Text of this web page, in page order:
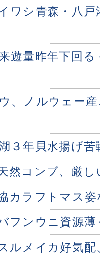
ワシ青森・八
遊量昨年下回
、ノルウェー
３年貝水揚げ苦
然コンブ、厳し
カラフトマス
フンウニ資源薄
ルメイカ好気